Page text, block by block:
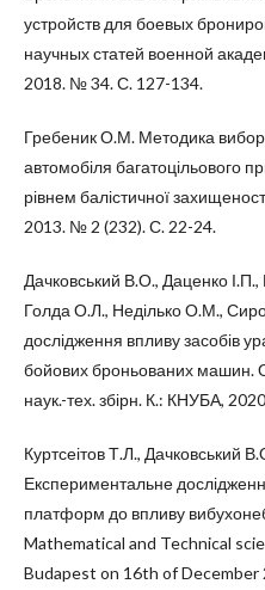
устройств для боевых
научных статей военной
2018. № 34. С. 127-134.
Гребеник О.М. Методика
автомобіля багатоцільового
рівнем балістичної
2013. № 2 (232). С. 22-24.
Дачковський В.О., Даценко
Голда О.Л., Неділько О.М.,
дослідження впливу засобів
бойових броньованих машин.
наук.-тех. збірн. К.: КНУБА,
Куртсеітов Т.Л., Дачковський
Експериментальне
платформ до впливу
Mathematical and Technical
Budapest on 16th of December